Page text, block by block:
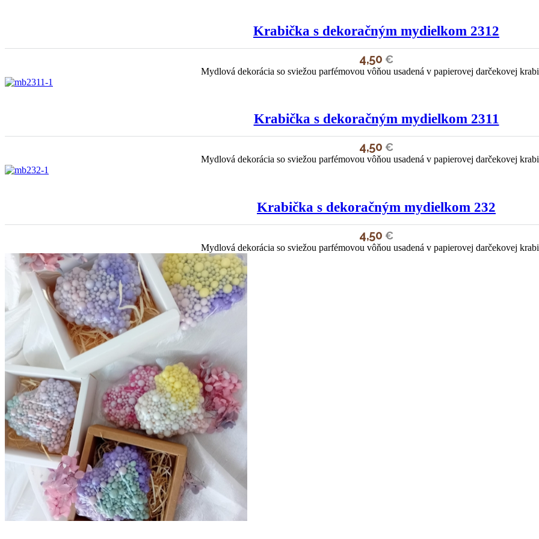
Krabička s dekoračným mydielkom 2312
4,50 €
Mydlová dekorácia so sviežou parfémovou vôňou usadená v papierovej darčekovej
Krabička s dekoračným mydielkom 2311
4,50 €
Mydlová dekorácia so sviežou parfémovou vôňou usadená v papierovej darčekovej
Krabička s dekoračným mydielkom 232
4,50 €
Mydlová dekorácia so sviežou parfémovou vôňou usadená v papierovej darčekovej